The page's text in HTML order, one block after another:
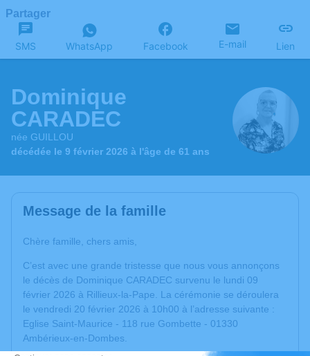
Partager
SMS WhatsApp Facebook E-mail Lien
Dominique
CARADEC
née GUILLOU
décédée le 9 février 2026 à l'âge de 61 ans
Message de la famille
Chère famille, chers amis,
C’est avec une grande tristesse que nous vous annonçons
le décès de Dominique CARADEC survenu le lundi 09
février 2026 à Rillieux-la-Pape. La cérémonie se déroulera
le vendredi 20 février 2026 à 10h00 à l’adresse suivante :
Eglise Saint-Maurice - 118 rue Gombette - 01330
Ambérieux-en-Dombes.